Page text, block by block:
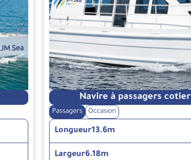
Navire à passagers cotier
Passagers Occasion
Longueur13.6m
Largeur6.18m